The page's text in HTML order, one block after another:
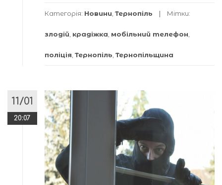
Категорія: Новини, Тернопіль Мітки:
злодій, крадіжка, мобільний телефон,
поліція, Тернопіль, Тернопільщина
11/01
20:07